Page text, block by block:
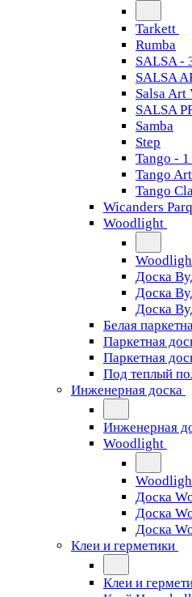
Tarkett
Rumba
SALSA -
SALSA
Salsa Art
SALSA
Samba
Step
Tango -
Tango
Tango
Wicanders
Woodlight
Доска
Доска
Доска
Белая
Паркетная
Паркетная
Под теплый
Инженерная доска
Инженерная
Woodlight
Доска
Доска
Доска
Клеи и герметики
Клеи и